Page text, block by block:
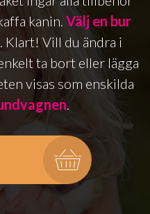
kanin. Välj en bur
Klart! Vill du ändra i
ta bort eller lägga
visas som enskilda
.